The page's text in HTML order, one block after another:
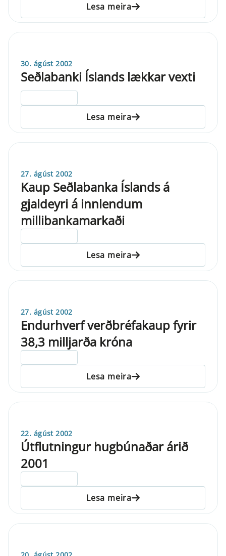
Lesa meira
30. ágúst 2002
Seðlabanki Íslands lækkar vexti
Lesa meira
27. ágúst 2002
Kaup Seðlabanka Íslands á
gjaldeyri á innlendum
millibankamarkaði
Lesa meira
27. ágúst 2002
Endurhverf verðbréfakaup fyrir
38,3 milljarða króna
Lesa meira
22. ágúst 2002
Útflutningur hugbúnaðar árið
2001
Lesa meira